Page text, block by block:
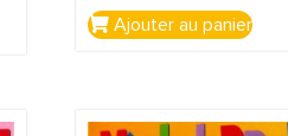
Ajouter au panier